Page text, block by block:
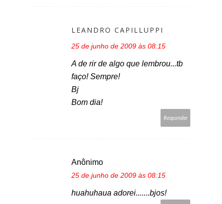
LEANDRO CAPILLUPPI
25 de junho de 2009 às 08:15
A de rir de algo que lembrou...tb
faço! Sempre!
Bj
Bom dia!
Responder
Anônimo
25 de junho de 2009 às 08:15
huahuhaua adorei.......bjos!